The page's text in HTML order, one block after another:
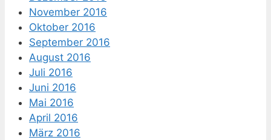
November 2016
Oktober 2016
September 2016
August 2016
Juli 2016
Juni 2016
Mai 2016
April 2016
März 2016